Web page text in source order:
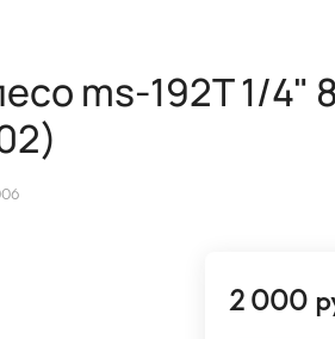
ms-192Т 1/4"
2 000